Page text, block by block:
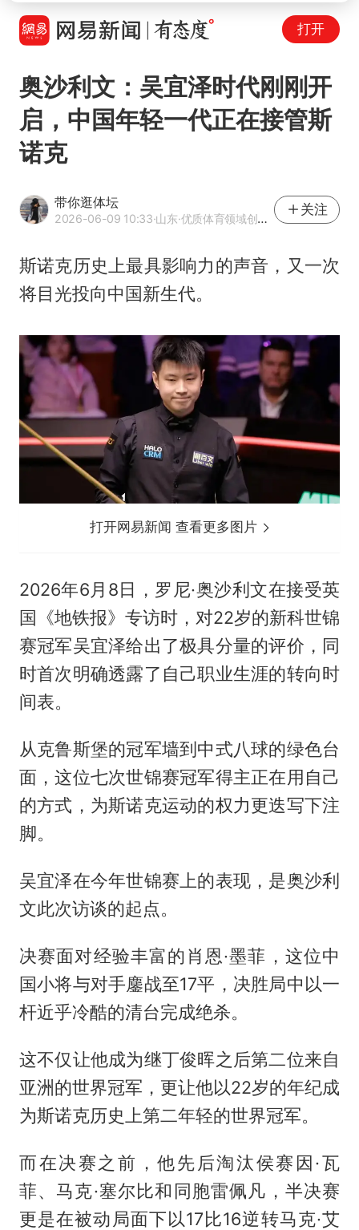
打开
奥沙利文：吴宜泽时代刚刚开
启，中国年轻一代正在接管斯
诺克
带你逛体坛
2026-06-09 10:33·山东·优质体育领域创作者
关注
斯诺克历史上最具影响力的声音，又一次
将目光投向中国新生代。
打开网易新闻 查看更多图片
2026年6月8日，罗尼·奥沙利文在接受英
国《地铁报》专访时，对22岁的新科世锦
赛冠军吴宜泽给出了极具分量的评价，同
时首次明确透露了自己职业生涯的转向时
间表。
从克鲁斯堡的冠军墙到中式八球的绿色台
面，这位七次世锦赛冠军得主正在用自己
的方式，为斯诺克运动的权力更迭写下注
脚。
吴宜泽在今年世锦赛上的表现，是奥沙利
文此次访谈的起点。
决赛面对经验丰富的肖恩·墨菲，这位中
国小将与对手鏖战至17平，决胜局中以一
杆近乎冷酷的清台完成绝杀。
这不仅让他成为继丁俊晖之后第二位来自
亚洲的世界冠军，更让他以22岁的年纪成
为斯诺克历史上第二年轻的世界冠军。
而在决赛之前，他先后淘汰侯赛因·瓦
菲、马克·塞尔比和同胞雷佩凡，半决赛
更是在被动局面下以17比16逆转马克·艾